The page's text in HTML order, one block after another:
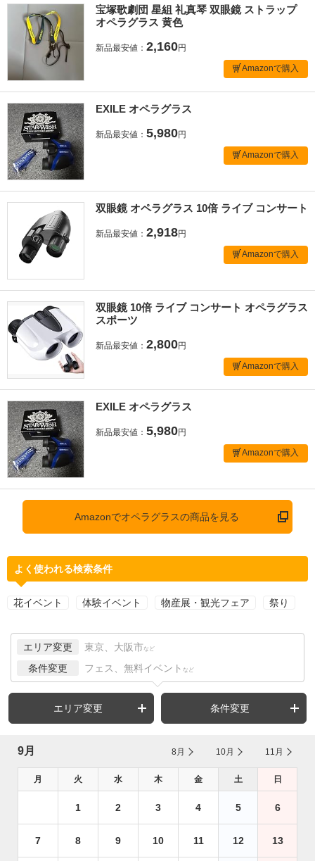
宝塚歌劇団 星組 礼真琴 双眼鏡 ストラップ
オペラグラス 黄色
新品最安値： 2,160円
Amazonで購入
EXILE オペラグラス
新品最安値： 5,980円
Amazonで購入
双眼鏡 オペラグラス 10倍 ライブ コンサート
新品最安値： 2,918円
Amazonで購入
双眼鏡 10倍 ライブ コンサート オペラグラス
スポーツ
新品最安値： 2,800円
Amazonで購入
EXILE オペラグラス
新品最安値： 5,980円
Amazonで購入
Amazonでオペラグラスの商品を見る
よく使われる検索条件
花イベント 体験イベント 物産展・観光フェア 祭り
エリア変更 東京、大阪市 など
条件変更 フェス、無料イベント など
エリア変更 条件変更
9月 8月 10月 11月
月 火 水 木 金 土 日
1 2 3 4 5 6
7 8 9 10 11 12 13